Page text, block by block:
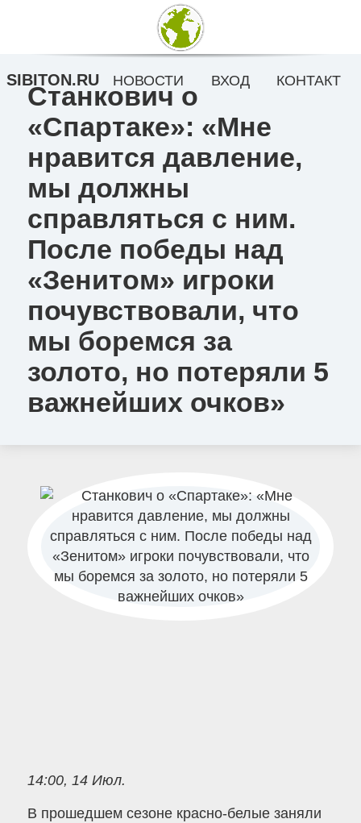
Станкович о
«Спартаке»: «Мне
нравится давление,
мы должны
справляться с ним.
После победы над
«Зенитом» игроки
почувствовали, что
мы боремся за
золото, но потеряли 5
важнейших очков»
14:00, 14 Июл.
В прошедшем сезоне красно-белые заняли
SIBITON.RU НОВОСТИ ВХОД КОНТАКТ